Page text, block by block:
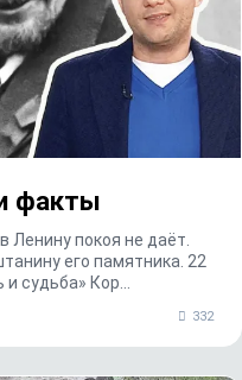
факты
Ленину покоя не даёт.
его памятника. 22
судьба» Кор...
332